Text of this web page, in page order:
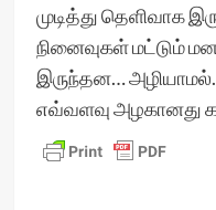
முடித்து தெளிவாக
நினைவுகள் மட்டும்
இருந்தன…
எவ்வளவு அழகானது